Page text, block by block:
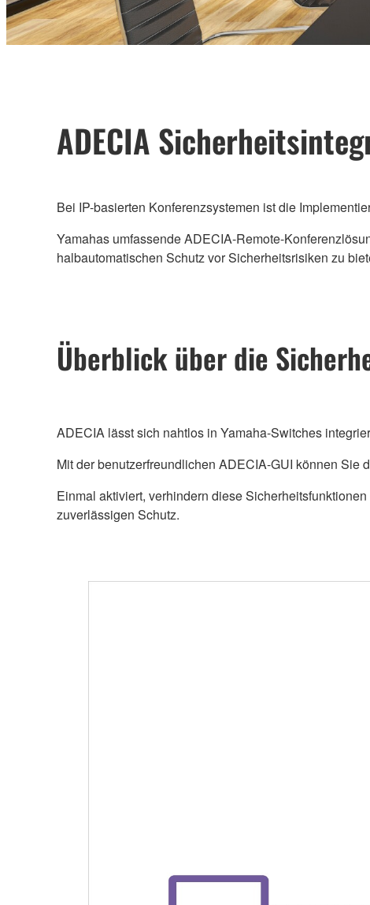
ADECIA
Bei IP-basierten Konferenzsystemen ist die
Yamahas umfassende ADECIA-Remote-
halbautomatischen Schutz vor Sicherheitsrisiken zu
Überblick über die
ADECIA lässt sich nahtlos in Yamaha-Switches
Mit der benutzerfreundlichen ADECIA-GUI können
Einmal aktiviert, verhindern diese
zuverlässigen Schutz.